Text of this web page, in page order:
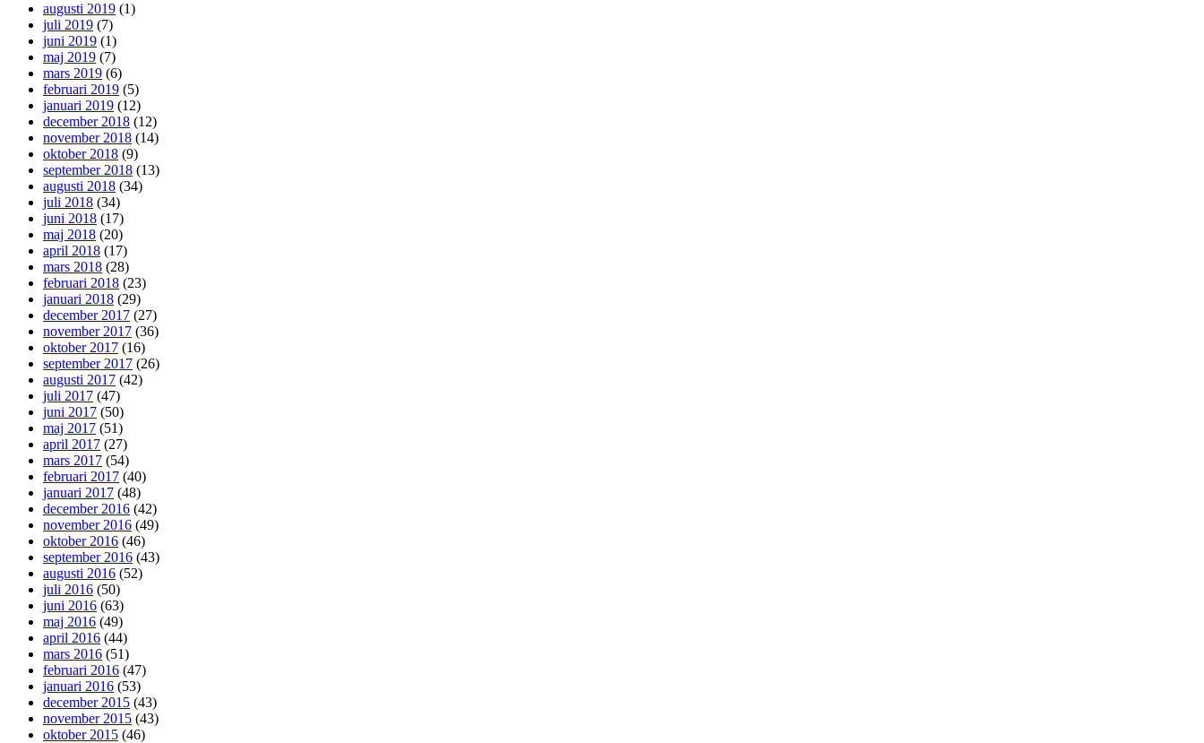
augusti 2019 (1)
juli 2019 (7)
juni 2019 (1)
maj 2019 (7)
mars 2019 (6)
februari 2019 (5)
januari 2019 (12)
december 2018 (12)
november 2018 (14)
oktober 2018 (9)
september 2018 (13)
augusti 2018 (34)
juli 2018 (34)
juni 2018 (17)
maj 2018 (20)
april 2018 (17)
mars 2018 (28)
februari 2018 (23)
januari 2018 (29)
december 2017 (27)
november 2017 (36)
oktober 2017 (16)
september 2017 (26)
augusti 2017 (42)
juli 2017 (47)
juni 2017 (50)
maj 2017 (51)
april 2017 (27)
mars 2017 (54)
februari 2017 (40)
januari 2017 (48)
december 2016 (42)
november 2016 (49)
oktober 2016 (46)
september 2016 (43)
augusti 2016 (52)
juli 2016 (50)
juni 2016 (63)
maj 2016 (49)
april 2016 (44)
mars 2016 (51)
februari 2016 (47)
januari 2016 (53)
december 2015 (43)
november 2015 (43)
oktober 2015 (46)